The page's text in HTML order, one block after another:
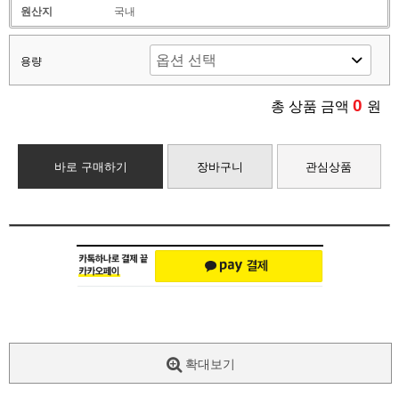
원산지
국내
용량
총 상품 금액 0 원
바로 구매하기 장바구니 관심상품
확대보기